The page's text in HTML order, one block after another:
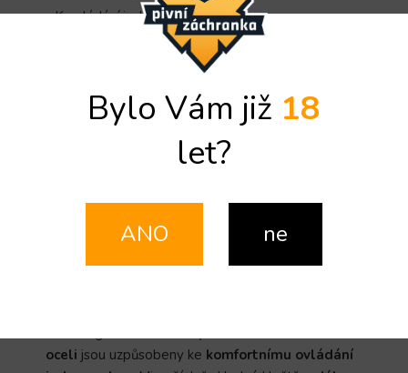
K ovládání jednou rukou
Celková délka: 43 cm
Detailní informace
ZEPTAT SE SDÍLET
oceli jsou uzpůsobeny ke komfortnímu ovládání
Bylo Vám již 18
let?
ANO ne